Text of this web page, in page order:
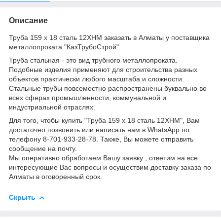
Описание
Труба 159 х 18 сталь 12ХНМ заказать в Алматы у поставщика
металлопроката "КазТрубоСтрой".
Труба стальная - это вид трубного металлопроката.
Подобные изделия применяют для строительства разных
объектов практически любого масштаба и сложности.
Стальные трубы повсеместно распространены буквально во
всех сферах промышленности, коммунальной и
индустриальной отраслях.
Для того, чтобы купить "Труба 159 х 18 сталь 12ХНМ", Вам
достаточно позвонить или написать нам в WhatsApp по
телефону 8-701-933-28-78. Также, Вы можете отправить
сообщение на почту.
Мы оперативно обработаем Вашу заявку , ответим на все
интересующие Вас вопросы и осуществим доставку заказа по
Алматы в оговоренный срок.
Скрыть